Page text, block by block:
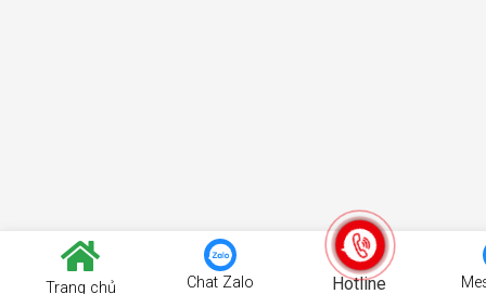
Trang chủ Chat Zalo Hotline